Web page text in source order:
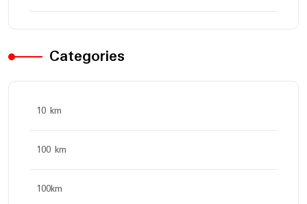
Categories
10 km
100 km
100km